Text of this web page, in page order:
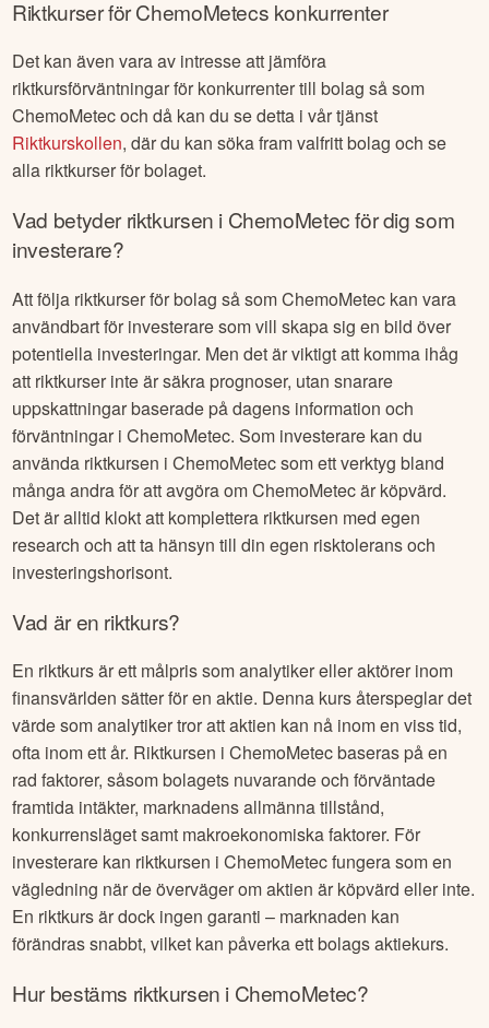
Riktkurser förChemoMetecs konkurrenter
Det kan även vara av intresse att jämföra
riktkursförväntningar för konkurrenter till bolag så som
ChemoMetecoch då kan du se detta i vår tjänst
Riktkurskollen, där du kan söka fram valfritt bolag och se
alla riktkurser för bolaget.
Vad betyder riktkursen i ChemoMetecför dig som
investerare?
Att följa riktkurser för bolag så somChemoMetec kan vara
användbart för investerare som vill skapa sig en bild över
potentiella investeringar. Men det är viktigt att komma ihåg
att riktkurser inte är säkra prognoser, utan snarare
uppskattningar baserade på dagens information och
förväntningar iChemoMetec. Som investerare kan du
använda riktkursen iChemoMetecsom ett verktyg bland
många andra för att avgöra omChemoMetecär köpvärd.
Det är alltid klokt att komplettera riktkursen med egen
research och att ta hänsyn till din egen risktolerans och
investeringshorisont.
Vad är en riktkurs?
En riktkurs är ett målpris som analytiker eller aktörer inom
finansvärlden sätter för en aktie. Denna kurs återspeglar det
värde som analytiker tror att aktien kan nå inom en viss tid,
ofta inom ett år. Riktkursen iChemoMetecbaseras på en
rad faktorer, såsom bolagets nuvarande och förväntade
framtida intäkter, marknadens allmänna tillstånd,
konkurrensläget samt makroekonomiska faktorer. För
investerare kan riktkursen iChemoMetecfungera som en
vägledning när de överväger om aktien är köpvärd eller inte.
En riktkurs är dock ingen garanti – marknaden kan
förändras snabbt, vilket kan påverka ett bolags aktiekurs.
Hur bestäms riktkursen i ChemoMetec?